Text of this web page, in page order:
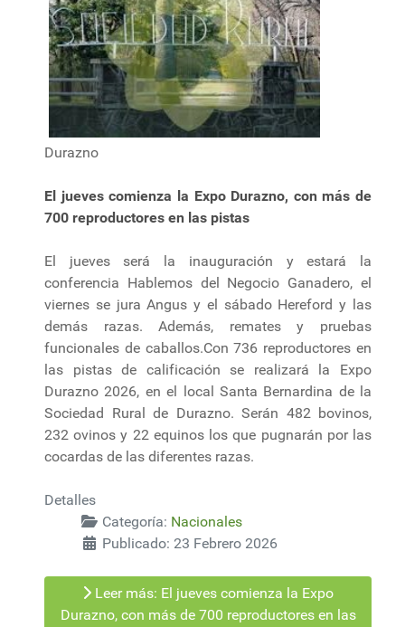
Durazno
El jueves comienza la Expo Durazno, con más de
700 reproductores en las pistas
El jueves será la inauguración y estará la
conferencia Hablemos del Negocio Ganadero, el
viernes se jura Angus y el sábado Hereford y las
demás razas. Además, remates y pruebas
funcionales de caballos.Con 736 reproductores en
las pistas de calificación se realizará la Expo
Durazno 2026, en el local Santa Bernardina de la
Sociedad Rural de Durazno. Serán 482 bovinos,
232 ovinos y 22 equinos los que pugnarán por las
cocardas de las diferentes razas.
Detalles
Categoría: Nacionales
Publicado: 23 Febrero 2026
Leer más: El jueves comienza la Expo
Durazno, con más de 700 reproductores en las